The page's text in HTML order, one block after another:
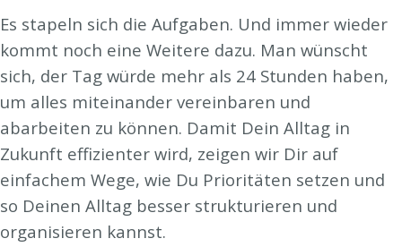
Es stapeln sich die Aufgaben. Und immer wieder
kommt noch eine Weitere dazu. Man wünscht
sich, der Tag würde mehr als 24 Stunden haben,
um alles miteinander vereinbaren und
abarbeiten zu können. Damit Dein Alltag in
Zukunft effizienter wird, zeigen wir Dir auf
einfachem Wege, wie Du Prioritäten setzen und
so Deinen Alltag besser strukturieren und
organisieren kannst.